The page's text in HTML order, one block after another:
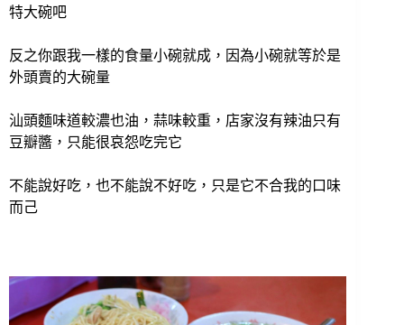
特大碗吧
反之你跟我一樣的食量小碗就成，因為小碗就等於是
外頭賣的大碗量
汕頭麵味道較濃也油，蒜味較重，店家沒有辣油只有
豆瓣醬，只能很哀怨吃完它
不能說好吃，也不能說不好吃，只是它不合我的口味
而己